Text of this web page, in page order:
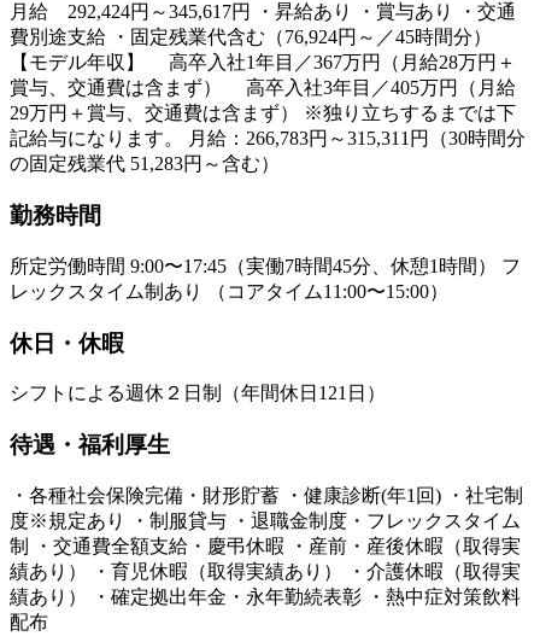
月給 292,424円～345,617円 ・昇給あり ・賞与あり ・交通
費別途支給 ・固定残業代含む（76,924円～／45時間分）
【モデル年収】 高卒入社1年目／367万円（月給28万円＋
賞与、交通費は含まず） 高卒入社3年目／405万円（月給
29万円＋賞与、交通費は含まず） ※独り立ちするまでは下
記給与になります。 月給：266,783円～315,311円（30時間分
の固定残業代 51,283円～含む）
勤務時間
所定労働時間 9:00〜17:45（実働7時間45分、休憩1時間） フ
レックスタイム制あり （コアタイム11:00〜15:00）
休日・休暇
シフトによる週休２日制（年間休日121日）
待遇・福利厚生
・各種社会保険完備・財形貯蓄 ・健康診断(年1回) ・社宅制
度※規定あり ・制服貸与 ・退職金制度・フレックスタイム
制 ・交通費全額支給・慶弔休暇 ・産前・産後休暇（取得実
績あり） ・育児休暇（取得実績あり） ・介護休暇（取得実
績あり） ・確定拠出年金・永年勤続表彰 ・熱中症対策飲料
配布​